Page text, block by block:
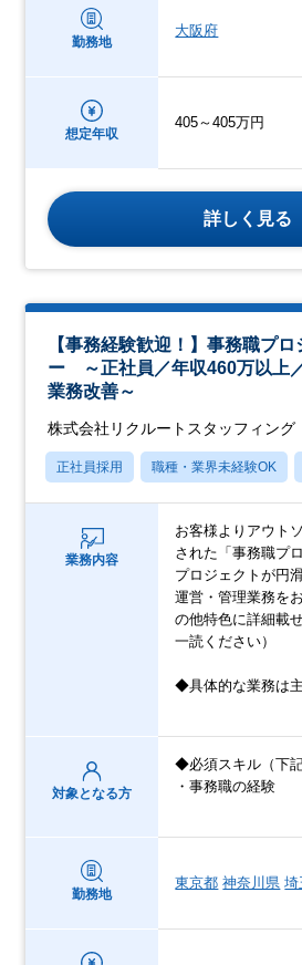
勤務地
大阪府
想定年収
405～405万円
詳しく見る
【事務経験歓迎！】事務職プ
ー ～正社員／年収460万以上
業務改善～
株式会社リクルートスタッフィング
正社員採用 職種・業界未経験OK
業務内容
お客様よりアウト
された「事務職プ
プロジェクトが円
運営・管理業務を
の他特色に詳細載
一読ください）
◆具体的な業務は
対象となる方
◆必須スキル（下
・事務職の経験
勤務地
東京都 神奈川県 埼